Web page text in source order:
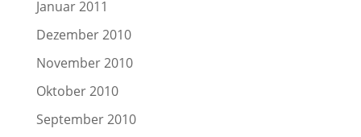
Januar 2011
Dezember 2010
November 2010
Oktober 2010
September 2010